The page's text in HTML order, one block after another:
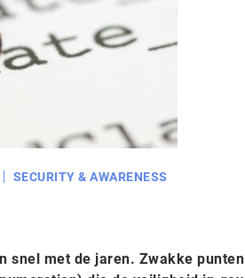
SECURITY & AWARENESS
snel met de jaren. Zwakke